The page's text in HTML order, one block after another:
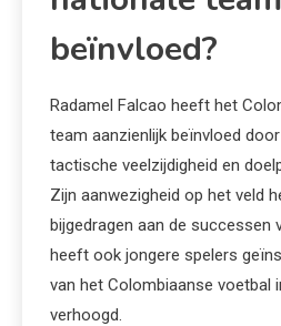
beïnvloed?
Radamel Falcao heeft het
team aanzienlijk beïnvloed
tactische veelzijdigheid en
Zijn aanwezigheid op het veld
bijgedragen aan de successen
heeft ook jongere spelers
van het Colombiaanse voetbal
verhoogd.